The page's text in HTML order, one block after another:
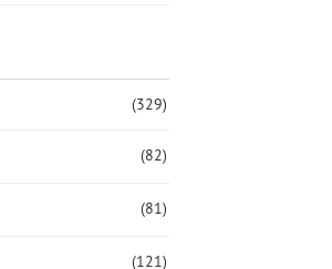
(329)
(82)
(81)
(121)